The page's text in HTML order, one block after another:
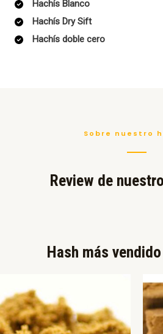
Hachís Blanco
Hachís Dry Sift
Hachís doble cero
Sobre nuestro
Review de
Hash más